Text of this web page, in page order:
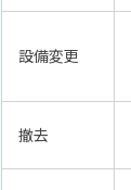
設備変更
撤去